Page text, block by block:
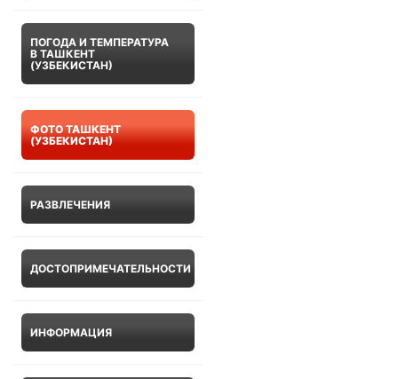
ПОГОДА И ТЕМПЕРАТУРА
В ТАШКЕНТ
(УЗБЕКИСТАН)
ФОТО ТАШКЕНТ
(УЗБЕКИСТАН)
РАЗВЛЕЧЕНИЯ
ДОСТОПРИМЕЧАТЕЛЬНОСТИ
ИНФОРМАЦИЯ